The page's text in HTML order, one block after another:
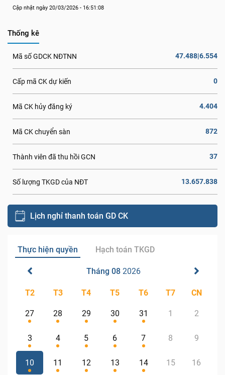
Cập nhật ngày 20/03/2026 - 16:51:08
Thống kê
Mã số GDCK NĐTNN 47.488|6.554
Cấp mã CK dự kiến 0
Mã CK hủy đăng ký 4.404
Mã CK chuyển sàn 872
Thành viên đã thu hồi GCN 37
Số lượng TKGD của NĐT 13.657.838
Lịch nghỉ thanh toán GD CK
Thực hiện quyền Hạch toán TKGD
Tháng 08 2026
T2 T3 T4 T5 T6 T7 CN
27 28 29 30 31 1 2
3 4 5 6 7 8 9
10 11 12 13 14 15 16